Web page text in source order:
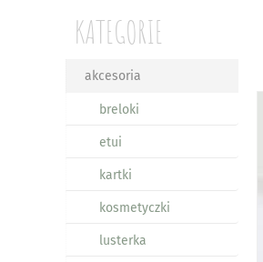
KATEGORIE
akcesoria
breloki
etui
kartki
kosmetyczki
lusterka